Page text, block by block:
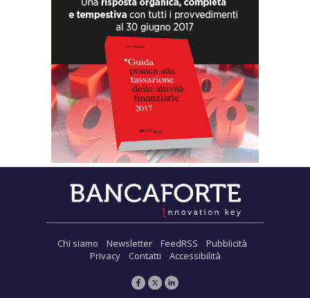
Chi siamo Newsletter FeedRSS
Pubblicità
Privacy
Contatti Accessibilità